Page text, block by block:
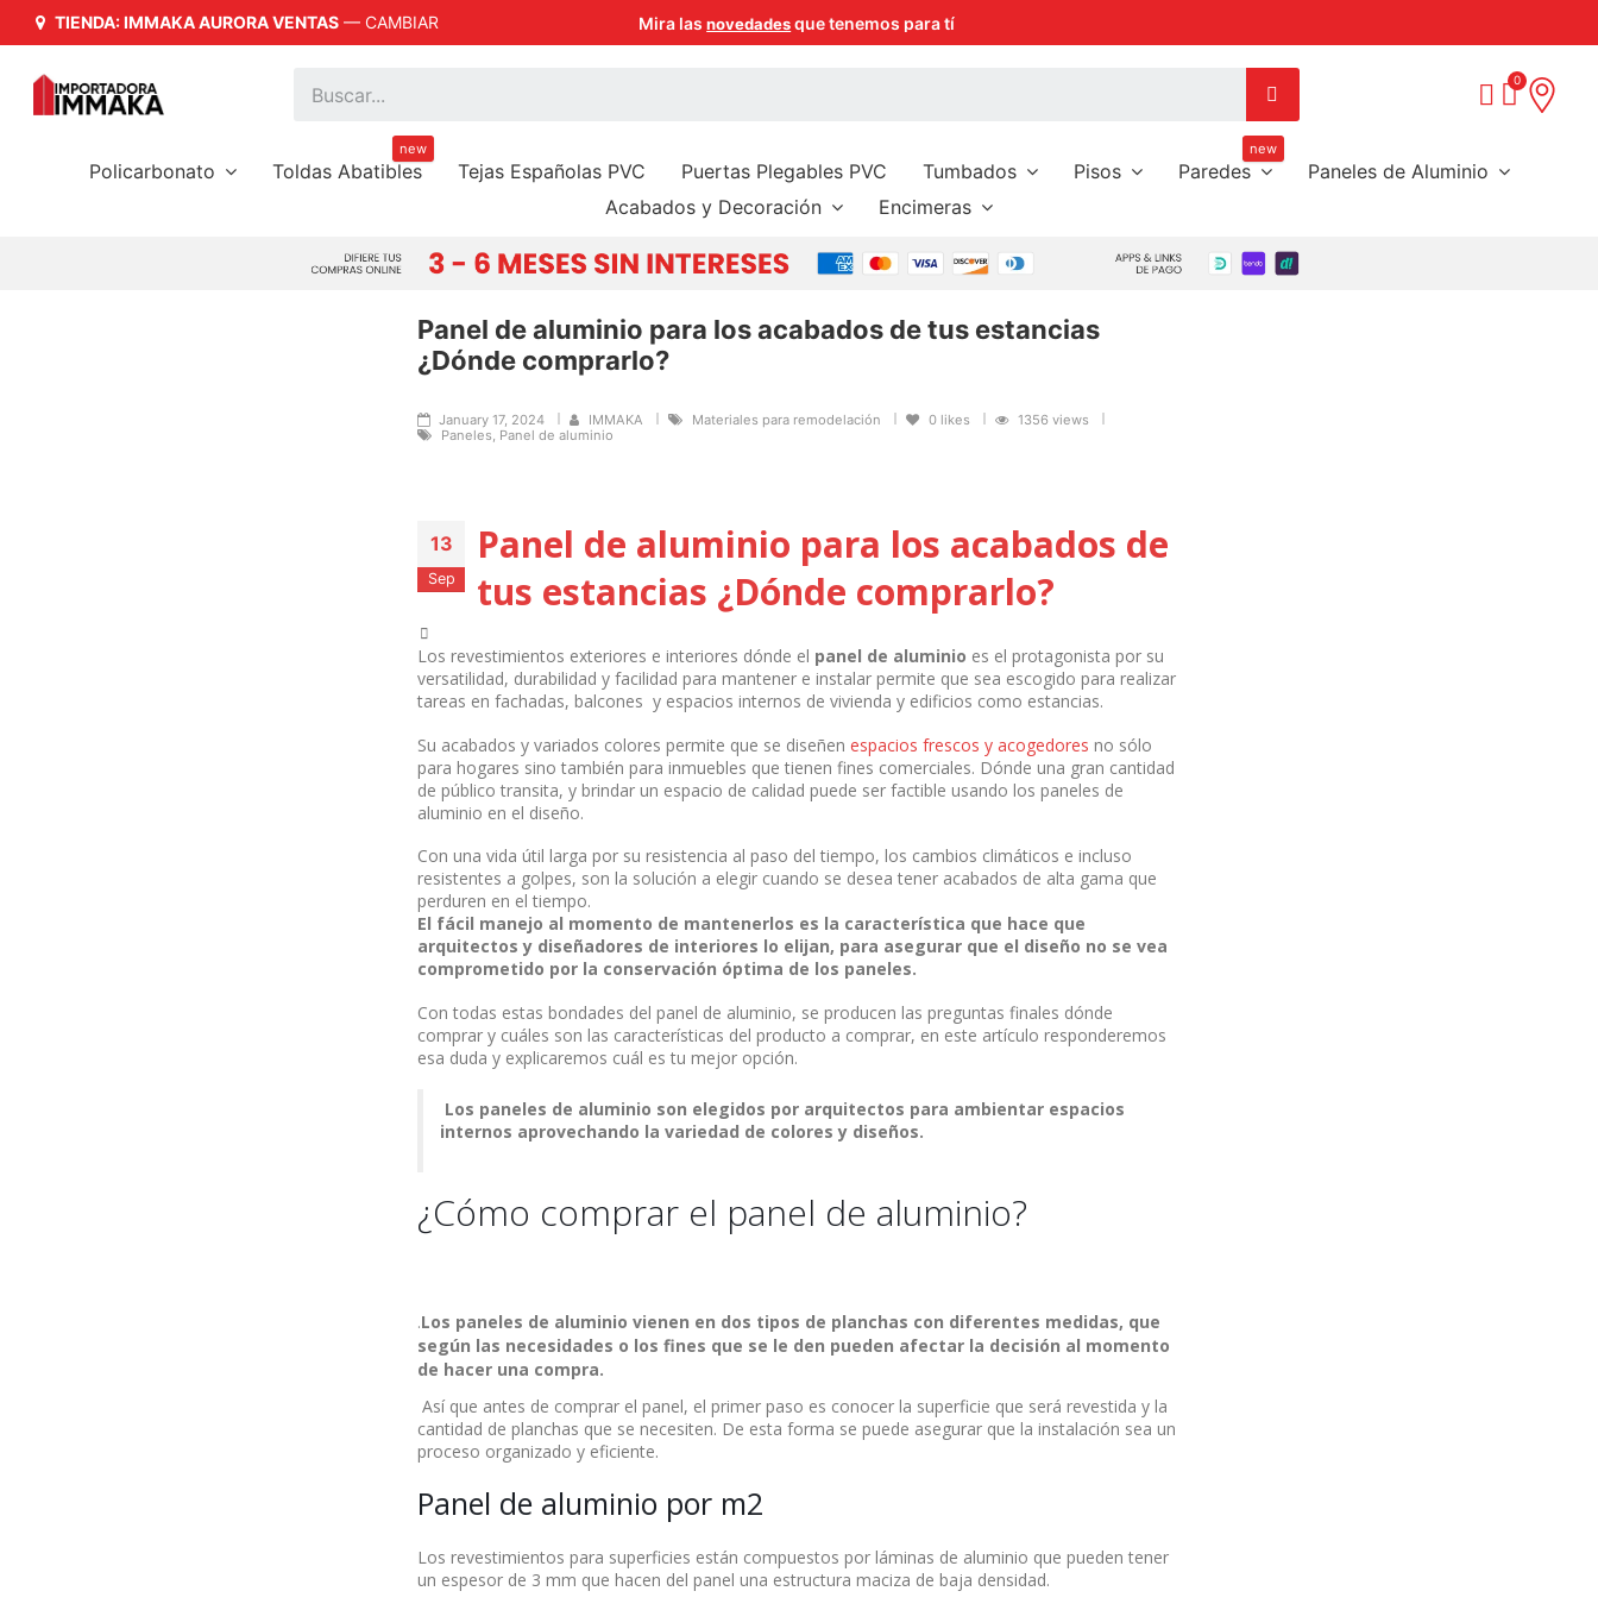
TIENDA: IMMAKA AURORA VENTAS — CAMBIAR
Mira lasnovedadesque tenemos para tí Paga de 3 a 6 meses sin intereses con tus tarjetas preferidas
Policarbonato Toldas Abatibles
new
Tejas Españolas PVC Puertas Plegables PVC Tumbados Pisos Paredes
new
Paneles de Aluminio
Acabados y Decoración
Encimeras
Panel de aluminio para los acabados de tus estancias
¿Dónde comprarlo?
January 17, 2024 IMMAKA Materiales para remodelación 0 likes
1356 views
Paneles, Panel de aluminio
13
Sep
Panel de aluminio para los acabados de
tus estancias ¿Dónde comprarlo?
Los revestimientos exteriores e interiores dónde el panel de aluminio es el protagonista por su
versatilidad, durabilidad y facilidad para mantener e instalar permite que sea escogido para realizar
tareas en fachadas, balcones y espacios internos de vivienda y edificios como estancias.
Su acabados y variados colores permite que se diseñen espacios frescos y acogedores no sólo
para hogares sino también para inmuebles que tienen fines comerciales. Dónde una gran cantidad
de público transita, y brindar un espacio de calidad puede ser factible usando los paneles de
aluminio en el diseño.
Con una vida útil larga por su resistencia al paso del tiempo, los cambios climáticos e incluso
resistentes a golpes, son la solución a elegir cuando se desea tener acabados de alta gama que
perduren en el tiempo.
El fácil manejo al momento de mantenerlos es la característica que hace que
arquitectos y diseñadores de interiores lo elijan, para asegurar que el diseño no se vea
comprometido por la conservación óptima de los paneles.
Con todas estas bondades del panel de aluminio, se producen las preguntas finales dónde
comprar y cuáles son las características del producto a comprar, en este artículo responderemos
esa duda y explicaremos cuál es tu mejor opción.
Los paneles de aluminio son elegidos por arquitectos para ambientar espacios
internos aprovechando la variedad de colores y diseños.
¿Cómo comprar el panel de aluminio?
.Los paneles de aluminio vienen en dos tipos de planchas con diferentes medidas, que
según las necesidades o los fines que se le den pueden afectar la decisión al momento
de hacer una compra.
Así que antes de comprar el panel, el primer paso es conocer la superficie que será revestida y la
cantidad de planchas que se necesiten. De esta forma se puede asegurar que la instalación sea un
proceso organizado y eficiente.
Panel de aluminio por m2
Los revestimientos para superficies están compuestos por láminas de aluminio que pueden tener
un espesor de 3 mm que hacen del panel una estructura maciza de baja densidad.